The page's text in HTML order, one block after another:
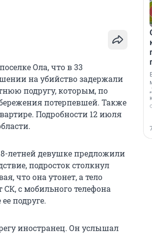
Ола, что в 33
на убийство задержали
подругу, которым, по
потерпевшей. Также
Подробности 12 июля
летней девушке предложили
подросток столкнул
что она утонет, а тело
с мобильного телефона
подруге.
иностранец. Он услышал